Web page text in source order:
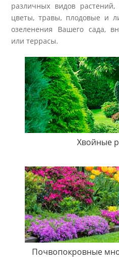
различных видов растений,
цветы, травы, плодовые и
озеленения Вашего сада,
или террасы.
Хвойные
Почвопокровные